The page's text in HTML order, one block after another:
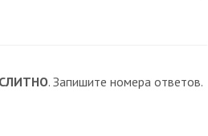
СЛИТНО. Запишите номера ответов.